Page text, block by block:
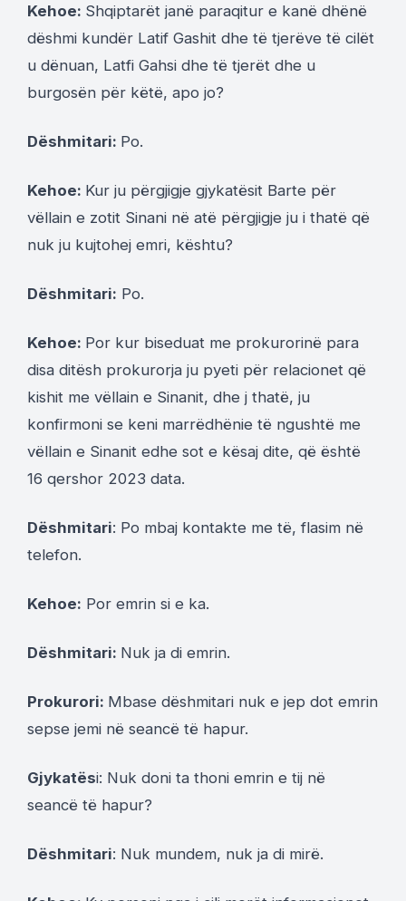
Kehoe: Shqiptarët janë paraqitur e kanë dhënë
dëshmi kundër Latif Gashit dhe të tjerëve të cilët
u dënuan, Latfi Gahsi dhe të tjerët dhe u
burgosën për këtë, apo jo?
Dëshmitari: Po.
Kehoe: Kur ju përgjigje gjykatësit Barte për
vëllain e zotit Sinani në atë përgjigje ju i thatë që
nuk ju kujtohej emri, kështu?
Dëshmitari: Po.
Kehoe: Por kur biseduat me prokurorinë para
disa ditësh prokurorja ju pyeti për relacionet që
kishit me vëllain e Sinanit, dhe j thatë, ju
konfirmoni se keni marrëdhënie të ngushtë me
vëllain e Sinanit edhe sot e kësaj dite, që është
16 qershor 2023 data.
Dëshmitari: Po mbaj kontakte me të, flasim në
telefon.
Kehoe: Por emrin si e ka.
Dëshmitari: Nuk ja di emrin.
Prokurori: Mbase dëshmitari nuk e jep dot emrin
sepse jemi në seancë të hapur.
Gjykatësi: Nuk doni ta thoni emrin e tij në
seancë të hapur?
Dëshmitari: Nuk mundem, nuk ja di mirë.